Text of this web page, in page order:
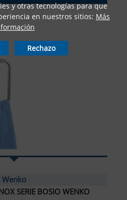
Wenko
SERIE BOSIO WENKO
y otras tecnologías para que
en nuestros sitios: Más
Rechazo